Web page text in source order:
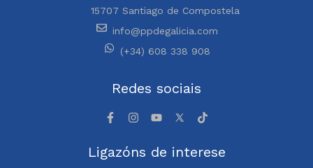
15707 Santiago de Compostela
info@ppdegalicia.com
(+34) 608 338 908
Redes sociais
Ligazóns de interese